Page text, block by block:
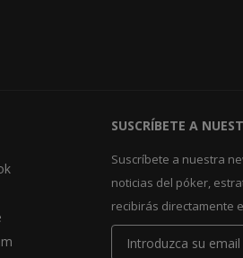
SUSCRÍBETE A
Suscríbete a nuestra
noticias del póker,
recibirás directamente